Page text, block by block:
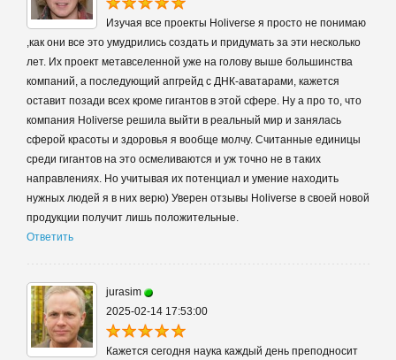
Изучая все проекты Holiverse я просто не понимаю
,как они все это умудрились создать и придумать за эти несколько
лет. Их проект метавселенной уже на голову выше большинства
компаний, а последующий апгрейд с ДНК-аватарами, кажется
оставит позади всех кроме гигантов в этой сфере. Ну а про то, что
компания Holiverse решила выйти в реальный мир и занялась
сферой красоты и здоровья я вообще молчу. Считанные единицы
среди гигантов на это осмеливаются и уж точно не в таких
направлениях. Но учитывая их потенциал и умение находить
нужных людей я в них верю) Уверен отзывы Holiverse в своей новой
продукции получит лишь положительные.
Ответить
jurasim
2025-02-14 17:53:00
Кажется сегодня наука каждый день преподносит